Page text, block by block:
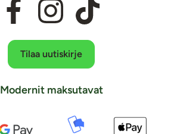
Tilaa uutiskirje
Modernit maksutavat